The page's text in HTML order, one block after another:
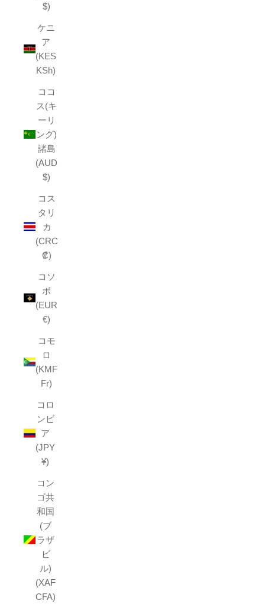
$)
ケニ
ア
(KES
KSh)
ココ
ス(キ
ーリ
ング)
諸島
(AUD
$)
コス
タリ
カ
(CRC
₡)
コソ
ボ
(EUR
€)
コモ
ロ
(KMF
Fr)
コロ
ンビ
ア
(JPY
¥)
コン
ゴ共
和国
(ブ
ラザ
ビ
ル)
(XAF
CFA)